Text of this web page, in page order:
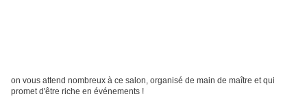
on vous attend nombreux à ce salon, organisé de main de maître et qui
promet d'être riche en événements !